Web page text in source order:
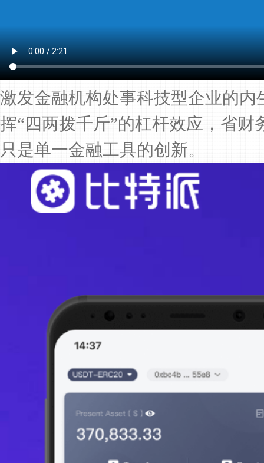
激发金融机构处事科技型企业的
挥“四两拨千斤”的杠杆效应，省
只是单一金融工具的创新。